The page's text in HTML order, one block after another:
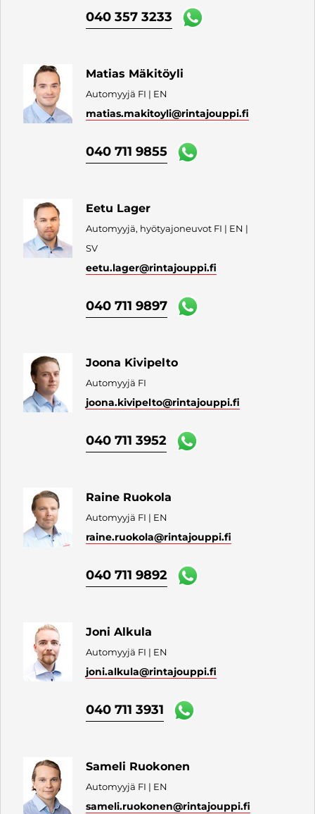
040 357 3233
Matias Mäkitöyli
Automyyjä FI | EN
matias.makitoyli@rintajouppi.fi
040 711 9855
Eetu Lager
Automyyjä, hyötyajoneuvot FI | EN |
SV
eetu.lager@rintajouppi.fi
040 711 9897
Joona Kivipelto
Automyyjä FI
joona.kivipelto@rintajouppi.fi
040 711 3952
Raine Ruokola
Automyyjä FI | EN
raine.ruokola@rintajouppi.fi
040 711 9892
Joni Alkula
Automyyjä FI | EN
joni.alkula@rintajouppi.fi
040 711 3931
Sameli Ruokonen
Automyyjä FI | EN
sameli.ruokonen@rintajouppi.fi